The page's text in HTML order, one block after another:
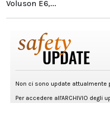
Voluson E6,...